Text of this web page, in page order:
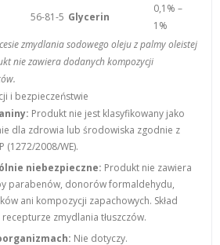
56-81-5 Glycerin
0,1% –
1%
zmydlania sodowego oleju z palmy oleistej
nie zawiera dodanych kompozycji
i bezpieczeństwie
Produkt nie jest klasyfikowany jako
dla zdrowia lub środowiska zgodnie z
(1272/2008/WE).
niebezpieczne: Produkt nie zawiera
parabenów, donorów formaldehydu,
ani kompozycji zapachowych. Skład
zmydlania tłuszczów.
Nie dotyczy.